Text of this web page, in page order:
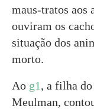
maus-tratos aos
ouviram os
situação dos
morto.
Ao g1 , a filha
Meulman,